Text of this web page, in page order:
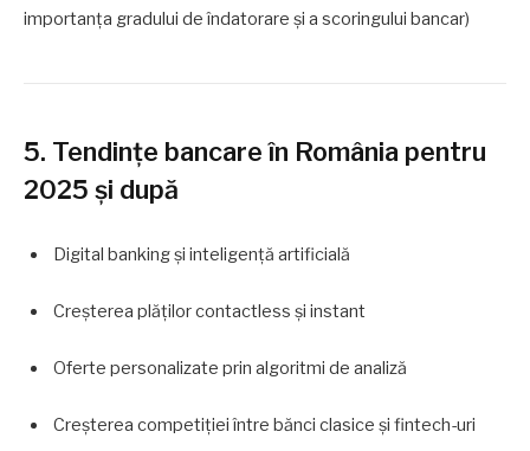
importanța gradului de îndatorare și a scoringului bancar)
5. Tendințe bancare în România pentru
2025 și după
Digital banking și inteligență artificială
Creșterea plăților contactless și instant
Oferte personalizate prin algoritmi de analiză
Creșterea competiției între bănci clasice și fintech-uri